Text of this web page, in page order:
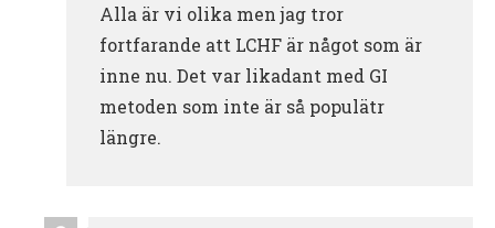
Alla är vi olika men jag tror
fortfarande att LCHF är något som är
inne nu. Det var likadant med GI
metoden som inte är så populätr
längre.